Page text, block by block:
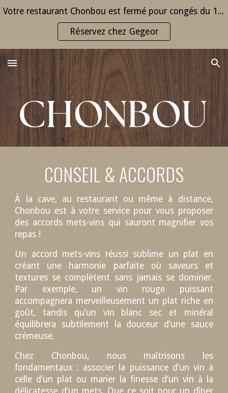
Skip to navigation
Votre restaurant Chonbou est fermé pour congés du 1er au 30 août. Nous vous accueillons chez notre confère Gegeor. Excellentes vacances !
Réservez chez Gegeor
CONSEIL & ACCORDS
À la cave, au restaurant ou même à distance,
Chonbou est à votre service pour vous proposer
des accords mets-vins qui sauront magnifier vos
repas !
Un accord mets-vins réussi sublime un plat en
créant une harmonie parfaite où saveurs et
textures se complètent sans jamais se dominer.
Par exemple, un vin rouge puissant
accompagnera merveilleusement un plat riche en
goût, tandis qu’un vin blanc sec et minéral
équilibrera subtilement la douceur d’une sauce
crémeuse.
Chez Chonbou, nous maîtrisons les
fondamentaux : associer la puissance d’un vin à
celle d’un plat ou marier la finesse d’un vin à la
délicatesse d’un mets. Que ce soit pour un dîner